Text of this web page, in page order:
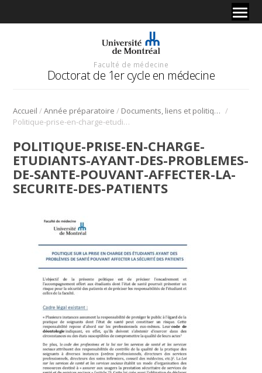
Faculté de médecine
Doctorat de 1er cycle en médecine
Accueil /Année préparatoire / Documents, liens et politiques /
Politique-prise-en-charge-etudiants-ayant-des-problemes-de-sante-pouvant-affecter-la-securite-des-patients
POLITIQUE-PRISE-EN-CHARGE-
ETUDIANTS-AYANT-DES-PROBLEMES-
DE-SANTE-POUVANT-AFFECTER-LA-
SECURITE-DES-PATIENTS